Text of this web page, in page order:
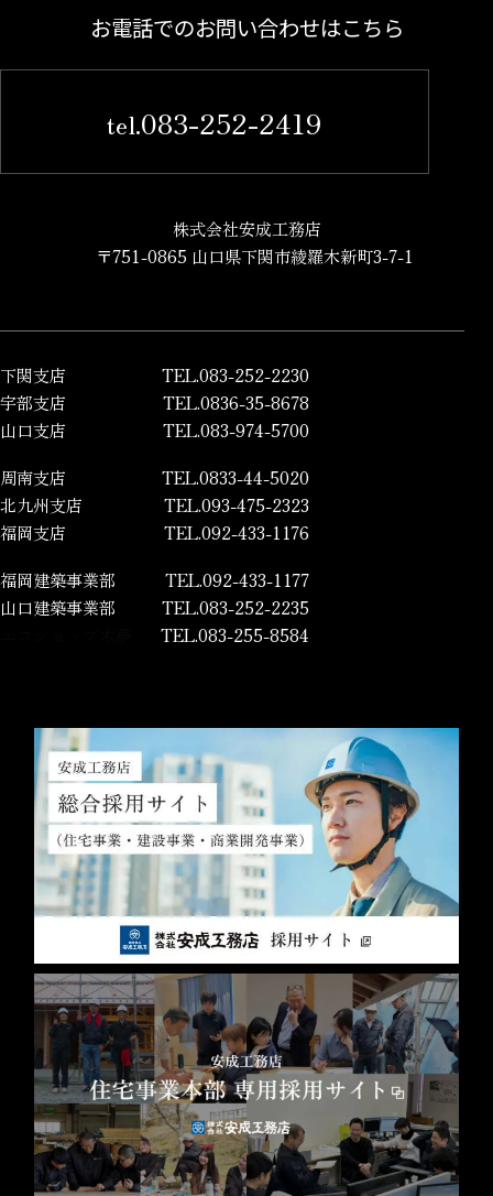
お電話でのお問い合わせはこちら
tel.083-252-2419
株式会社安成工務店
〒751-0865 山口県下関市綾羅木新町3-7-1
下関支店
TEL.083-252-2230
宇部支店
TEL.0836-35-8678
山口支店
TEL.083-974-5700
周南支店
TEL.0833-44-5020
北九州支店
TEL.093-475-2323
福岡支店
TEL.092-433-1176
福岡建築事業部
TEL.092-433-1177
山口建築事業部
TEL.083-252-2235
TEL.083-255-8584